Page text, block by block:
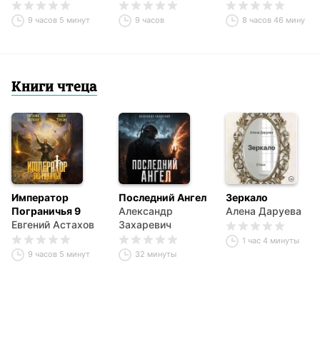
9 часов 5 минут 9 часов 8 часов 46 минут
Книги чтеца
Император
Пограничья 9
Евгений Астахов
9 часов 5 минут
Последний Ангел
Александр
Захаревич
32 минуты
Зеркало
Алена Даруева
1 час 4 минуты